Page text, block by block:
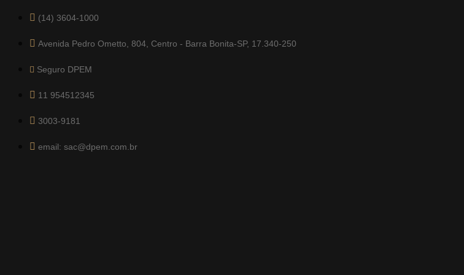
(14) 3604-1000
Avenida Pedro Ometto, 804, Centro - Barra Bonita-SP, 17.340-250
Seguro DPEM
11 954512345
3003-9181
email: sac@dpem.com.br